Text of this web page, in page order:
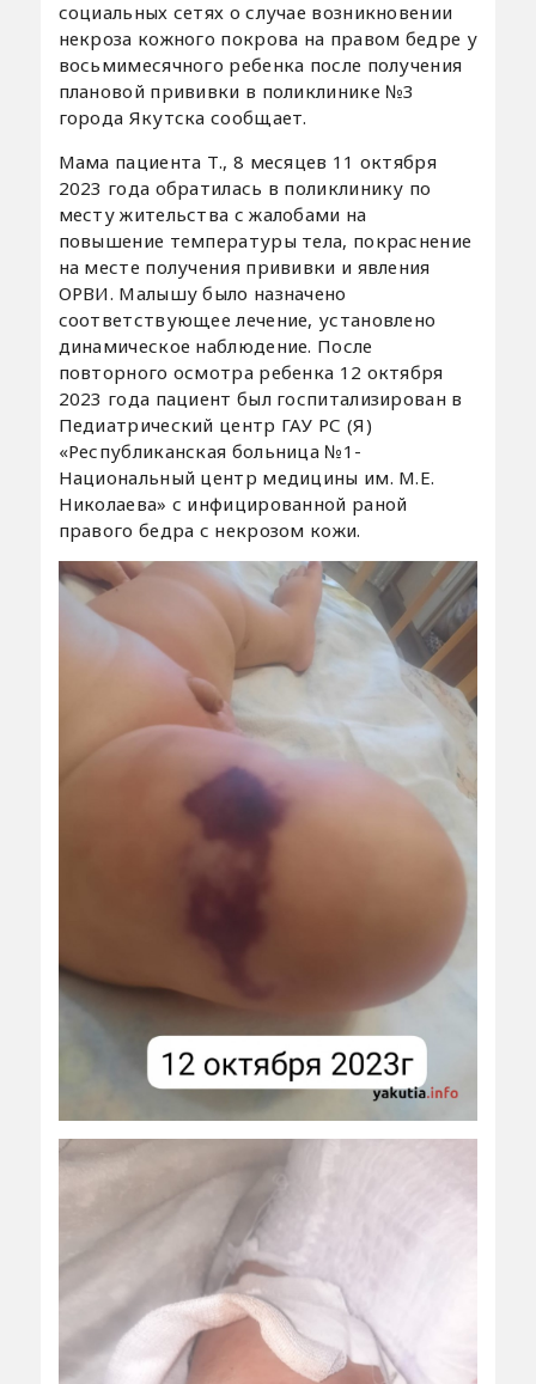
социальных сетях о случае возникновении
некроза кожного покрова на правом бедре у
восьмимесячного ребенка после получения
плановой прививки в поликлинике №3
города Якутска сообщает.
Мама пациента Т., 8 месяцев 11 октября
2023 года обратилась в поликлинику по
месту жительства с жалобами на
повышение температуры тела, покраснение
на месте получения прививки и явления
ОРВИ. Малышу было назначено
соответствующее лечение, установлено
динамическое наблюдение. После
повторного осмотра ребенка 12 октября
2023 года пациент был госпитализирован в
Педиатрический центр ГАУ РС (Я)
«Республиканская больница №1-
Национальный центр медицины им. М.Е.
Николаева» с инфицированной раной
правого бедра с некрозом кожи.